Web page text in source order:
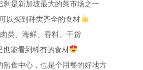
刹是新加坡最大的菜市场之一
以买到种类齐全的食材
类、海鲜、香料、干货
也能看到稀有的食材
熟食中心，也是个用餐的好地方